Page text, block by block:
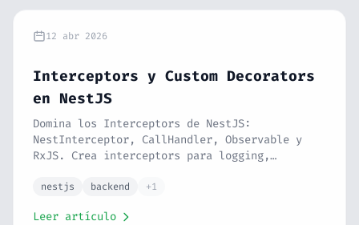
12 abr 2026
Interceptors y Custom Decorators
en NestJS
Domina los Interceptors de NestJS:
NestInterceptor, CallHandler, Observable y
RxJS. Crea interceptors para logging,
y decoradores custom con createParamDecorator
nestjs backend +1
Leer artículo